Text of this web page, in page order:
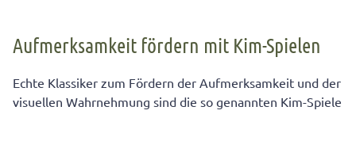
Aufmerksamkeit fördern durch Kim-Spiele: Es lebe der
Kim-Spiel „Wo gehört es hin?“
Aufmerksamkeit fördern mit Kim-Spielen
Echte Klassiker zum Fördern der Aufmerksamkeit und der
visuellen Wahrnehmung sind die so genannten Kim-Spiele